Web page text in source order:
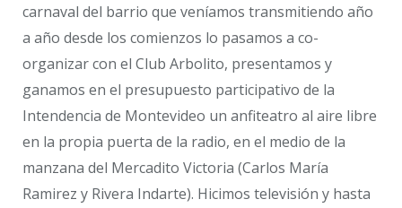
carnaval del barrio que veníamos transmitiendo año
a año desde los comienzos lo pasamos a co-
organizar con el Club Arbolito, presentamos y
ganamos en el presupuesto participativo de la
Intendencia de Montevideo un anfiteatro al aire libre
en la propia puerta de la radio, en el medio de la
manzana del Mercadito Victoria (Carlos María
Ramirez y Rivera Indarte). Hicimos televisión y hasta